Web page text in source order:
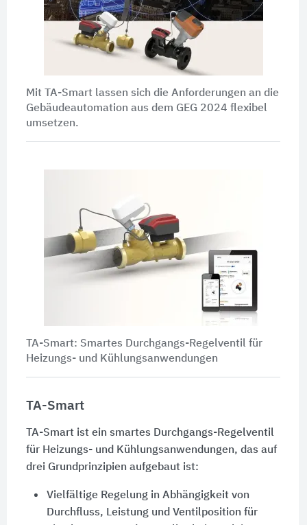
Mit TA-Smart lassen sich die Anforderungen an die
Gebäudeautomation aus dem GEG 2024 flexibel
umsetzen.
TA-Smart: Smartes Durchgangs-Regelventil für
Heizungs- und Kühlungsanwendungen
TA-Smart
TA-Smart ist ein smartes Durchgangs-Regelventil
für Heizungs- und Kühlungsanwendungen, das auf
drei Grundprinzipien aufgebaut ist:
Vielfältige Regelung in Abhängigkeit von
Durchfluss, Leistung und Ventilposition für